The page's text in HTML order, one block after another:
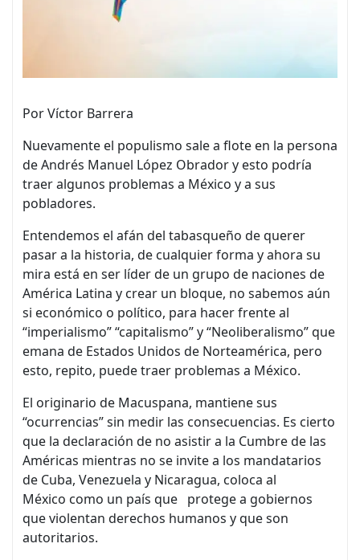
Por Víctor Barrera
Nuevamente el populismo sale a flote en la persona
de Andrés Manuel López Obrador y esto podría
traer algunos problemas a México y a sus
pobladores.
Entendemos el afán del tabasqueño de querer
pasar a la historia, de cualquier forma y ahora su
mira está en ser líder de un grupo de naciones de
América Latina y crear un bloque, no sabemos aún
si económico o político, para hacer frente al
“imperialismo” “capitalismo” y “Neoliberalismo” que
emana de Estados Unidos de Norteamérica, pero
esto, repito, puede traer problemas a México.
El originario de Macuspana, mantiene sus
“ocurrencias” sin medir las consecuencias. Es cierto
que la declaración de no asistir a la Cumbre de las
Américas mientras no se invite a los mandatarios
de Cuba, Venezuela y Nicaragua, coloca al
México como un país que protege a gobiernos
que violentan derechos humanos y que son
autoritarios.